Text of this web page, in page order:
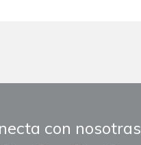
con nosotras